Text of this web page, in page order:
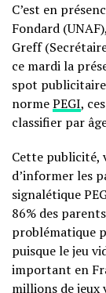
C’est en
Fondard
Greff
ce mardi la
spot
normePEGI,
classifier par
Cette publicité,
d’informer les
signalétique
86% des
problématique
puisque le jeu
important en
millions de jeux